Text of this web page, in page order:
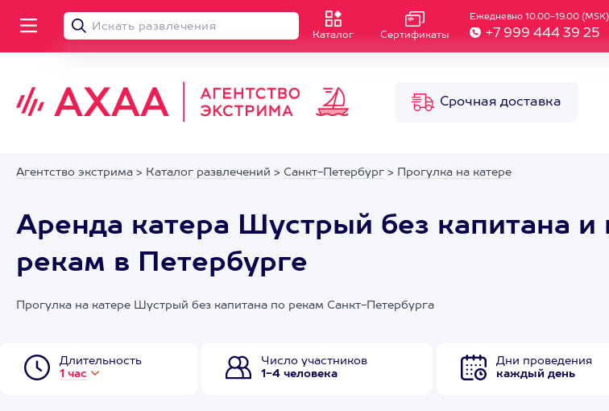
Каталог Сертификаты
Ежедневно 10.00-19.00 (MSK)
+7 999 444 39 25
Срочная доставка
Агентство экстрима > Каталог развлечений > Санкт-Петербург > Прогулка на катере
Аренда катера Шустрый без капитана и
рекам в Петербурге
Прогулка на катере Шустрый без капитана по рекам Санкт-Петербурга
Длительность
1 час
Число участников
1-4 человека
Дни проведения
каждый день